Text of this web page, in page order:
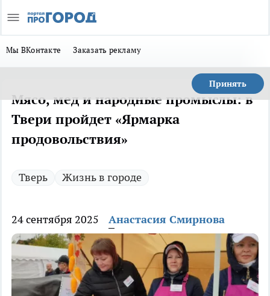
Мы ВКонтакте Заказать рекламу
Принять
Мясо, мед и народные промыслы: в
Твери пройдет «Ярмарка
продовольствия»
Тверь Жизнь в городе
24 сентября 2025 Анастасия Смирнова